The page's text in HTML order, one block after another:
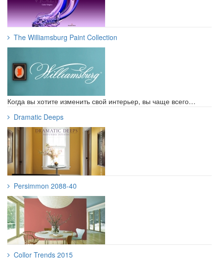
The Williamsburg Paint Collection
Когда вы хотите изменить свой интерьер, вы чаще всего…
Dramatic Deeps
Persimmon 2088-40
Collor Trends 2015